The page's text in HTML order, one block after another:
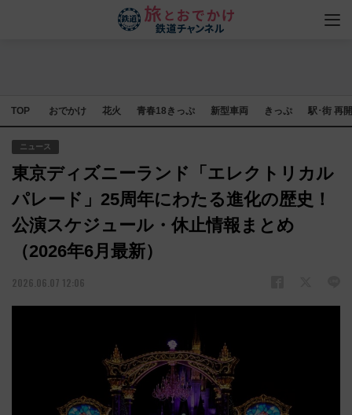
TOP おでかけ 花火 青春18きっぷ 新型車両 きっぷ 駅･街 再
ニュース
東京ディズニーランド「エレクトリカル
パレード」25周年にわたる進化の歴史！
公演スケジュール・休止情報まとめ
（2026年6月最新）
2026.06.07 12:06